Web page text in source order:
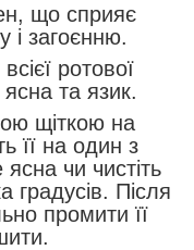
що сприяє
і загоєнню.
ротової
та язик.
щіткою на
її на один з
чи чистіть
градусів. Після
промити її